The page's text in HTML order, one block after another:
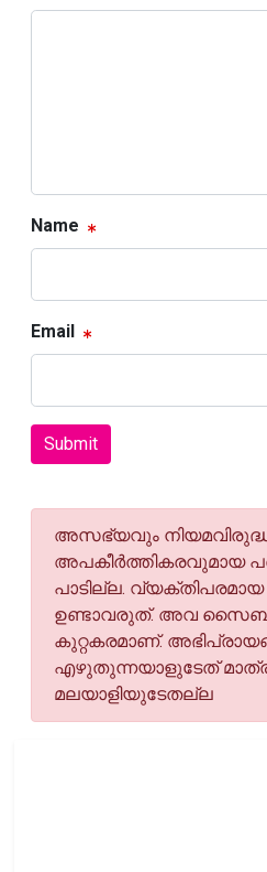
Name
Email
Submit
അസഭ്യവും
അപകീര്‍ത്തികരവുമായ
പാടില്ല.
ഉണ്ടാവരുത്. അവ സൈബര്‍
കുറ്റകരമാണ്.
എഴുതുന്നയാളുടേത്
മലയാളിയുടേതല്ല